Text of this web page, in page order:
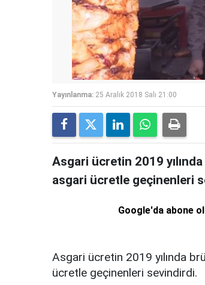
Yayınlanma: 25 Aralık 2018 Salı 21:00
Asgari ücretin 2019
asgari ücretle geçinenleri
Google'da abone
Asgari ücretin 2019 yılında
ücretle geçinenleri sevindirdi.